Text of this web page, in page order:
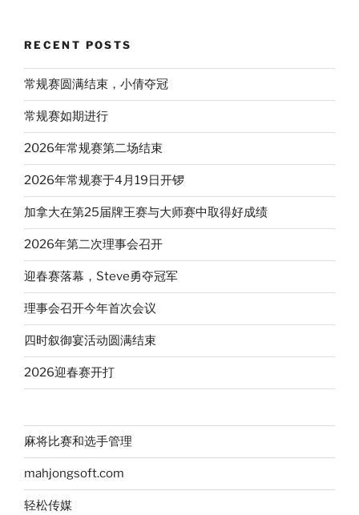
RECENT POSTS
常规赛圆满结束，小倩夺冠
常规赛如期进行
2026年常规赛第二场结束
2026年常规赛于4月19日开锣
加拿大在第25届牌王赛与大师赛中取得好成绩
2026年第二次理事会召开
迎春赛落幕，Steve勇夺冠军
理事会召开今年首次会议
四时叙御宴活动圆满结束
2026迎春赛开打
麻将比赛和选手管理
mahjongsoft.com
轻松传媒